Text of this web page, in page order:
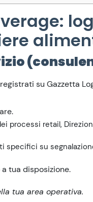
su Gazzetta
processi retail,
specifici su
a tua disposizione.
tua area operativa.